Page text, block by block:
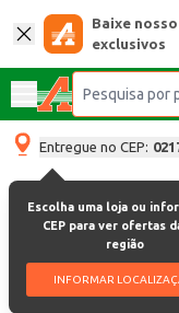
Baixe
exclusivos
Entregue no CEP:
Escolha uma loja ou
CEP para ver ofertas
região
INFORMAR